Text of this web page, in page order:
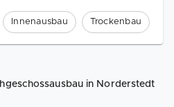
Innenausbau Trockenbau
in Norderstedt